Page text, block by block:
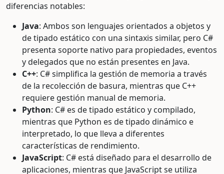
diferencias notables:
Java: Ambos son lenguajes orientados a objetos y
de tipado estático con una sintaxis similar, pero C#
presenta soporte nativo para propiedades, eventos
y delegados que no están presentes en Java.
C++: C# simplifica la gestión de memoria a través
de la recolección de basura, mientras que C++
requiere gestión manual de memoria.
Python: C# es de tipado estático y compilado,
mientras que Python es de tipado dinámico e
interpretado, lo que lleva a diferentes
características de rendimiento.
JavaScript: C# está diseñado para el desarrollo de
aplicaciones, mientras que JavaScript se utiliza